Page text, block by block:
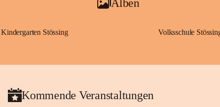
Alben
Kindergarten Stössing Volksschule
Kommende Veranstaltungen